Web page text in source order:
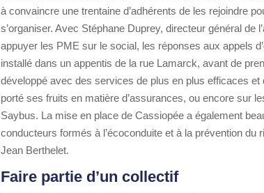
à convaincre une trentaine d’adhérents de les rejoindre
s’organiser. Avec Stéphane Duprey, directeur général
appuyer les PME sur le social, les réponses aux appels
installé dans un appentis de la rue Lamarck, avant de
développé avec des services de plus en plus efficaces
porté ses fruits en matière d’assurances, ou encore sur
Saybus. La mise en place de Cassiopée a également
conducteurs formés à l’écoconduite et à la prévention
Jean Berthelet.
Faire partie d’un collectif